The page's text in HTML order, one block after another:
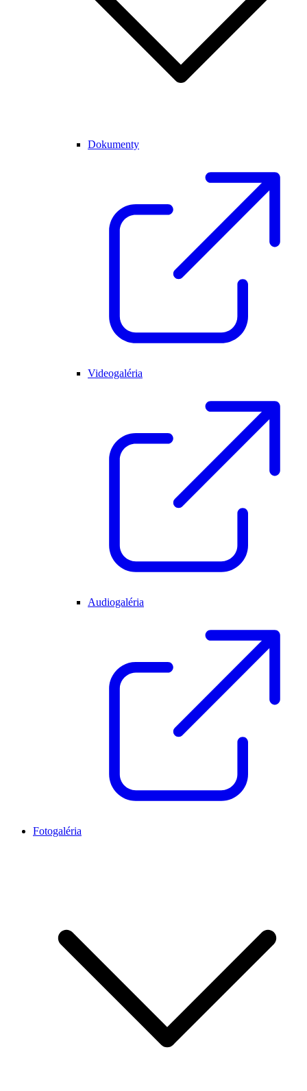
Dokumenty
Videogaléria
Audiogaléria
Fotogaléria